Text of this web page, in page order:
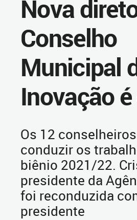
Nova
Conselho
Municipal
Inovação
Os 12
conduzir os
biênio 2021/22.
presidente da
foi reconduzida
presidente